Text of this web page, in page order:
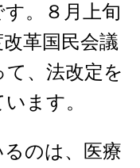
。８月上旬
革国民会議
、法改定を
ます。
のは、医療